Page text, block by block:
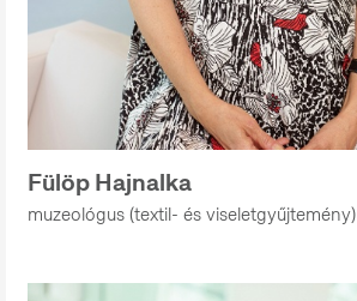
Fülöp Hajnalka
muzeológus (textil- és viseletgyűjtemény)